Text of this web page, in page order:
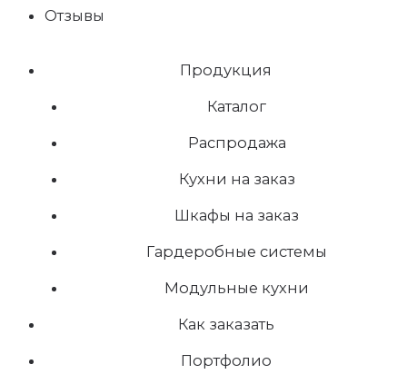
Отзывы
Продукция
Каталог
Распродажа
Кухни на заказ
Шкафы на заказ
Гардеробные системы
Модульные кухни
Как заказать
Портфолио